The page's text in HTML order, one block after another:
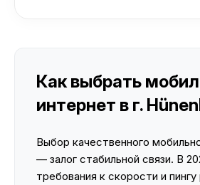
Как выбрать
интернет в г.
Выбор качественного
— залог стабильной связи. В
требования к скорости и пингу